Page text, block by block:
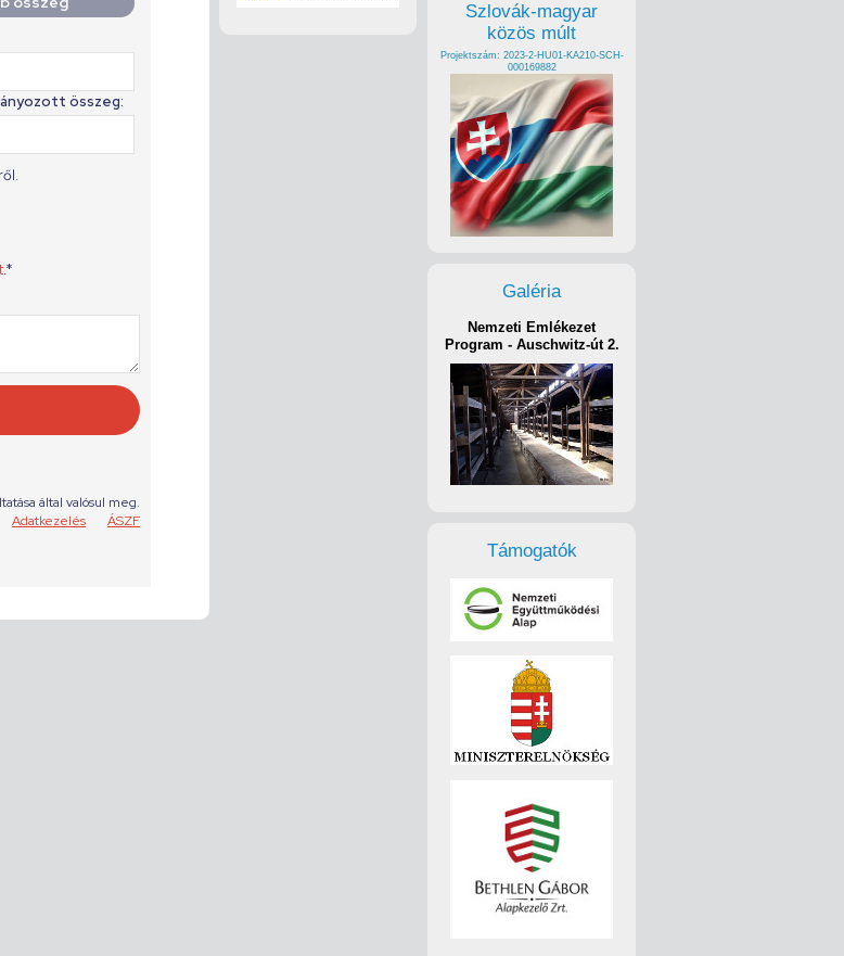
Szlovák-magyar
közös múlt
Projektszám: 2023-2-HU01-KA210-SCH-
000169882
Galéria
Nemzeti Emlékezet
Program - Auschwitz-út 2.
Támogatók